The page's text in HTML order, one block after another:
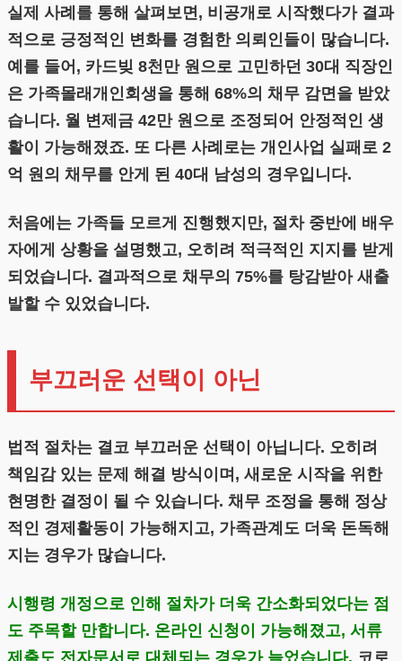
실제 사례를 통해 살펴보면, 비공개로 시작했다가 결과
적으로 긍정적인 변화를 경험한 의뢰인들이 많습니다.
예를 들어, 카드빚 8천만 원으로 고민하던 30대 직장인
은 가족몰래개인회생을 통해 68%의 채무 감면을 받았
습니다. 월 변제금 42만 원으로 조정되어 안정적인 생
활이 가능해졌죠. 또 다른 사례로는 개인사업 실패로 2
억 원의 채무를 안게 된 40대 남성의 경우입니다.
처음에는 가족들 모르게 진행했지만, 절차 중반에 배우
자에게 상황을 설명했고, 오히려 적극적인 지지를 받게
되었습니다. 결과적으로 채무의 75%를 탕감받아 새출
발할 수 있었습니다.
부끄러운 선택이 아닌
법적 절차는 결코 부끄러운 선택이 아닙니다. 오히려
책임감 있는 문제 해결 방식이며, 새로운 시작을 위한
현명한 결정이 될 수 있습니다. 채무 조정을 통해 정상
적인 경제활동이 가능해지고, 가족관계도 더욱 돈독해
지는 경우가 많습니다.
시행령 개정으로 인해 절차가 더욱 간소화되었다는 점
도 주목할 만합니다. 온라인 신청이 가능해졌고, 서류
제출도 전자문서로 대체되는 경우가 늘었습니다. 코로